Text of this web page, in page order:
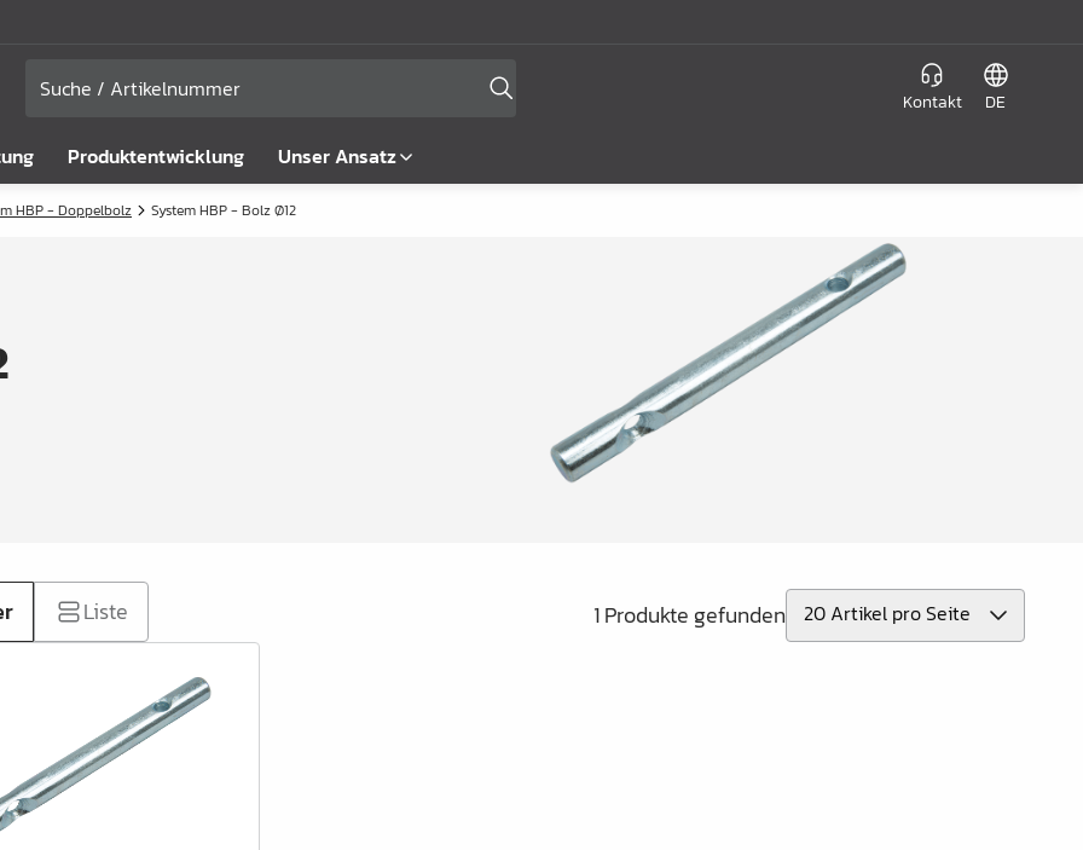
Kontakt DE
Produktentwicklung Unser Ansatz
HBP - Doppelbolz System HBP - Bolz Ø12
Liste 1 Produkte gefunden